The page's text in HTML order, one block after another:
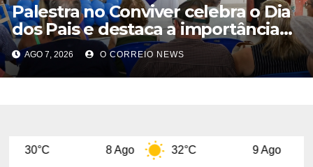
Palestra no Conviver celebra o Dia
dos Pais e destaca a importância
da figura paterna na família
AGO 7, 2026 O CORREIO NEWS
8 Ago 32°C 9 Ago 31°C